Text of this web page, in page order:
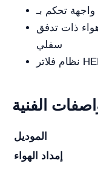
ذات تدفق
سفلي
الفنية
الموديل
إمداد الهواء